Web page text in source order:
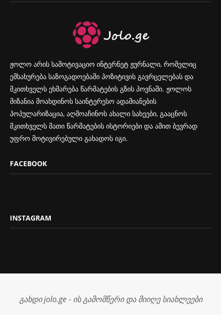
ჟოლო არის სამოტივაციო ინტერნეტ ჟურნალი, რომელიც
ემსახურება საზოგადოებაში პოზიტივის გავრცელებას და
მკითხველს ეხმარება წარმატების გზის პოვნაში. ჟოლოს
მიზანია მოახდინოს საინტერესო ადამიანების
პოპულარიზაცია, აღმოაჩინოს ახალი სახეები, გააცნოს
მკითხველს მათი წარმატების ისტორიები და ამით ბევრად
უფრო მოტივირებული გახადოს იგი.
FACEBOOK
INSTAGRAM
გახდი jolo.ge - ის გამომწერი და მიიღე სიახლეები